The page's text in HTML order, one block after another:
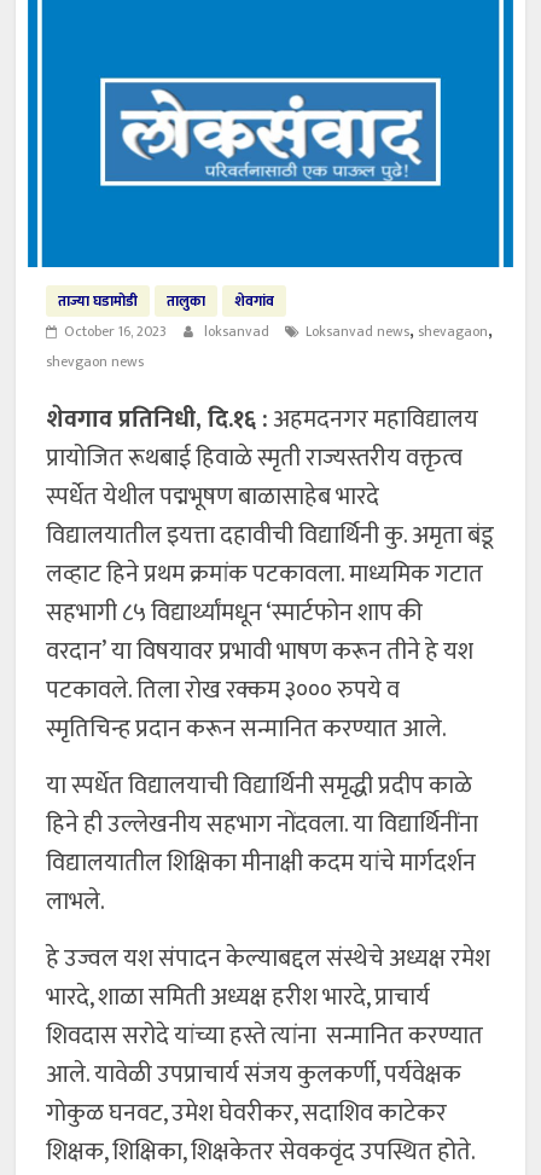
ताज्या घडामोडी तालुका
शेवगांव
October 16, 2023
loksanvad Loksanvad news, shevagaon,
shevgaon news
शेवगाव प्रतिनिधी, दि.१६ :अहमदनगर महाविद्यालय
प्रायोजित रूथबाई हिवाळे स्मृती राज्यस्तरीय वक्तृत्व
स्पर्धेत येथील पद्मभूषण बाळासाहेब भारदे
विद्यालयातील इयत्ता दहावीची विद्यार्थिनी कु. अमृता बंडू
लव्हाट हिने प्रथम क्रमांक पटकावला. माध्यमिक गटात
सहभागी ८५ विद्यार्थ्यांमधून ‘स्मार्टफोन शाप की
वरदान’ या विषयावर प्रभावी भाषण करून तीने हे यश
पटकावले. तिला रोख रक्कम ३००० रुपये व
स्मृतिचिन्ह प्रदान करून सन्मानित करण्यात आले.
या स्पर्धेत विद्यालयाची विद्यार्थिनी समृद्धी प्रदीप काळे
हिने ही उल्लेखनीय सहभाग नोंदवला. या विद्यार्थिनींना
विद्यालयातील शिक्षिका मीनाक्षी कदम यांचे मार्गदर्शन
लाभले.
हे उज्वल यश संपादन केल्याबद्दल संस्थेचे अध्यक्ष रमेश
भारदे, शाळा समिती अध्यक्ष हरीश भारदे, प्राचार्य
शिवदास सरोदे यांच्या हस्ते त्यांना सन्मानित करण्यात
आले. यावेळी उपप्राचार्य संजय कुलकर्णी, पर्यवेक्षक
गोकुळ घनवट, उमेश घेवरीकर, सदाशिव काटेकर
शिक्षक, शिक्षिका, शिक्षकेतर सेवकवृंद उपस्थित होते.